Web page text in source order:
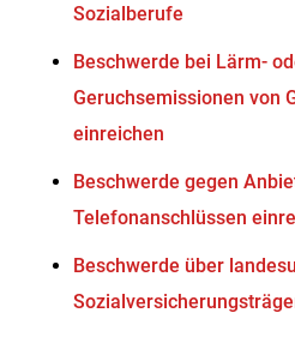
Sozialberufe
Beschwerde bei Lärm-
Geruchsemissionen von
einreichen
Beschwerde gegen
Telefonanschlüssen
Beschwerde über